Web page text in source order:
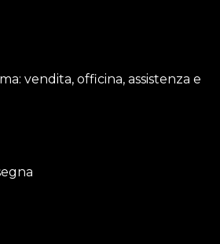
vendita, officina, assistenza e